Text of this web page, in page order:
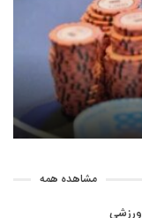
مشاهده همه
ورزشی